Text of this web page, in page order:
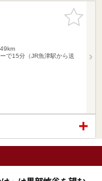
お気に入
りに追加
で15分（JR魚津駅から送